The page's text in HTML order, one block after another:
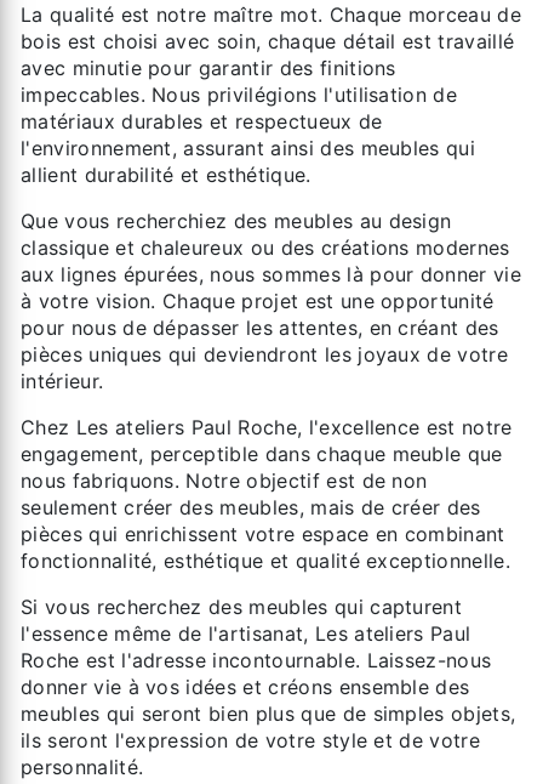
La qualité est notre maître mot. Chaque morceau de
bois est choisi avec soin, chaque détail est travaillé
avec minutie pour garantir des finitions
impeccables. Nous privilégions l'utilisation de
matériaux durables et respectueux de
l'environnement, assurant ainsi des meubles qui
allient durabilité et esthétique.
Que vous recherchiez des meubles au design
classique et chaleureux ou des créations modernes
aux lignes épurées, nous sommes là pour donner vie
à votre vision. Chaque projet est une opportunité
pour nous de dépasser les attentes, en créant des
pièces uniques qui deviendront les joyaux de votre
intérieur.
Chez Les ateliers Paul Roche, l'excellence est notre
engagement, perceptible dans chaque meuble que
nous fabriquons. Notre objectif est de non
seulement créer des meubles, mais de créer des
pièces qui enrichissent votre espace en combinant
fonctionnalité, esthétique et qualité exceptionnelle.
Si vous recherchez des meubles qui capturent
l'essence même de l'artisanat, Les ateliers Paul
Roche est l'adresse incontournable. Laissez-nous
donner vie à vos idées et créons ensemble des
meubles qui seront bien plus que de simples objets,
ils seront l'expression de votre style et de votre
personnalité.